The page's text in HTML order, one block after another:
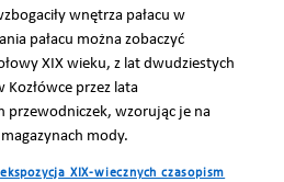
wnętrza pałacu w
pałacu można zobaczyć
XIX wieku, z lat dwudziestych
przez lata
przewodniczek, wzorując je na
mody.
ekspozycja XIX-wiecznych czasopism